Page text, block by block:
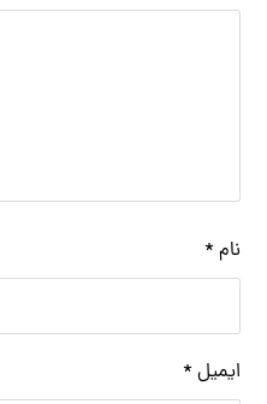
نام *
ایمیل *